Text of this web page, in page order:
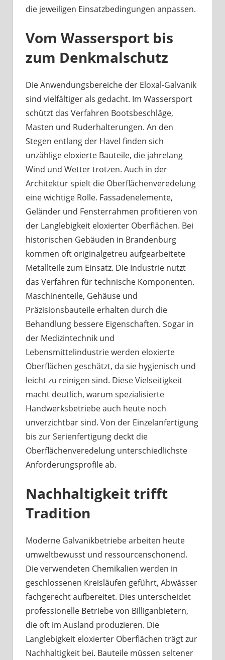
die jeweiligen Einsatzbedingungen anpassen.
Vom Wassersport bis
zum Denkmalschutz
Die Anwendungsbereiche der Eloxal-Galvanik
sind vielfältiger als gedacht. Im Wassersport
schützt das Verfahren Bootsbeschläge,
Masten und Ruderhalterungen. An den
Stegen entlang der Havel finden sich
unzählige eloxierte Bauteile, die jahrelang
Wind und Wetter trotzen. Auch in der
Architektur spielt die Oberflächenveredelung
eine wichtige Rolle. Fassadenelemente,
Geländer und Fensterrahmen profitieren von
der Langlebigkeit eloxierter Oberflächen. Bei
historischen Gebäuden in Brandenburg
kommen oft originalgetreu aufgearbeitete
Metallteile zum Einsatz. Die Industrie nutzt
das Verfahren für technische Komponenten.
Maschinenteile, Gehäuse und
Präzisionsbauteile erhalten durch die
Behandlung bessere Eigenschaften. Sogar in
der Medizintechnik und
Lebensmittelindustrie werden eloxierte
Oberflächen geschätzt, da sie hygienisch und
leicht zu reinigen sind. Diese Vielseitigkeit
macht deutlich, warum spezialisierte
Handwerksbetriebe auch heute noch
unverzichtbar sind. Von der Einzelanfertigung
bis zur Serienfertigung deckt die
Oberflächenveredelung unterschiedlichste
Anforderungsprofile ab.
Nachhaltigkeit trifft
Tradition
Moderne Galvanikbetriebe arbeiten heute
umweltbewusst und ressourcenschonend.
Die verwendeten Chemikalien werden in
geschlossenen Kreisläufen geführt, Abwässer
fachgerecht aufbereitet. Dies unterscheidet
professionelle Betriebe von Billiganbietern,
die oft im Ausland produzieren. Die
Langlebigkeit eloxierter Oberflächen trägt zur
Nachhaltigkeit bei. Bauteile müssen seltener